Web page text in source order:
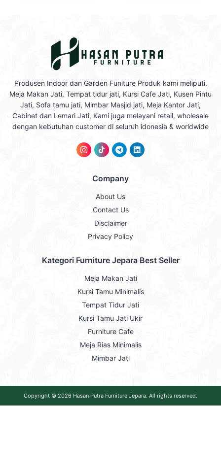
Produsen Indoor dan Garden Funiture Produk kami meliputi,
Meja Makan Jati, Tempat tidur jati, Kursi Cafe Jati, Kusen Pintu
Jati, Sofa tamu jati, Mimbar Masjid jati, Meja Kantor Jati,
Cabinet dan Lemari Jati, Kami juga melayani retail, wholesale
dengan kebutuhan customer di seluruh idonesia & worldwide
Company
About Us
Contact Us
Disclaimer
Privacy Policy
Kategori Furniture Jepara Best Seller
Meja Makan Jati
Kursi Tamu Minimalis
Tempat Tidur Jati
Kursi Tamu Jati Ukir
Furniture Cafe
Meja Rias Minimalis
Mimbar Jati
Copyright © 2026 Hasan Putra Furniture Jepara. All rights reserved.